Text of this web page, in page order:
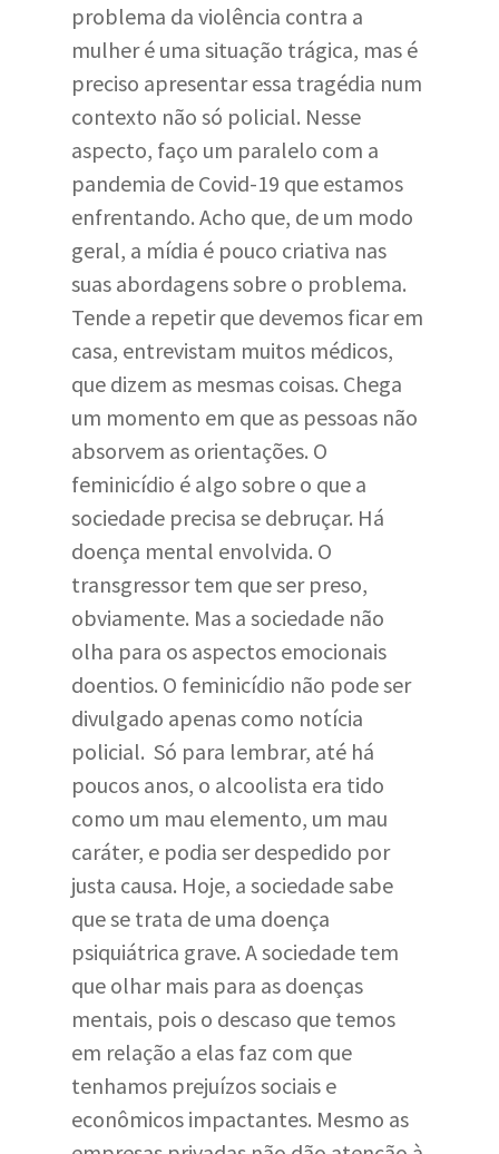
problema da violência contra a
mulher é uma situação trágica, mas é
preciso apresentar essa tragédia num
contexto não só policial. Nesse
aspecto, faço um paralelo com a
pandemia de Covid-19 que estamos
enfrentando. Acho que, de um modo
geral, a mídia é pouco criativa nas
suas abordagens sobre o problema.
Tende a repetir que devemos ficar em
casa, entrevistam muitos médicos,
que dizem as mesmas coisas. Chega
um momento em que as pessoas não
absorvem as orientações. O
feminicídio é algo sobre o que a
sociedade precisa se debruçar. Há
doença mental envolvida. O
transgressor tem que ser preso,
obviamente. Mas a sociedade não
olha para os aspectos emocionais
doentios. O feminicídio não pode ser
divulgado apenas como notícia
policial. Só para lembrar, até há
poucos anos, o alcoolista era tido
como um mau elemento, um mau
caráter, e podia ser despedido por
justa causa. Hoje, a sociedade sabe
que se trata de uma doença
psiquiátrica grave. A sociedade tem
que olhar mais para as doenças
mentais, pois o descaso que temos
em relação a elas faz com que
tenhamos prejuízos sociais e
econômicos impactantes. Mesmo as